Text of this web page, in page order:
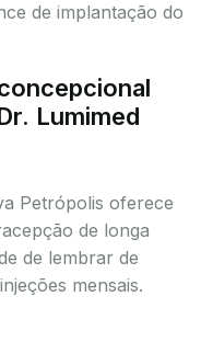
de implantação do
Lumimed
Petrópolis oferece
de longa
de lembrar de
mensais.